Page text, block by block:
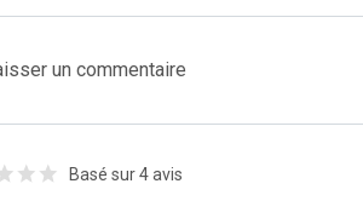
un commentaire
Basé sur 4 avis